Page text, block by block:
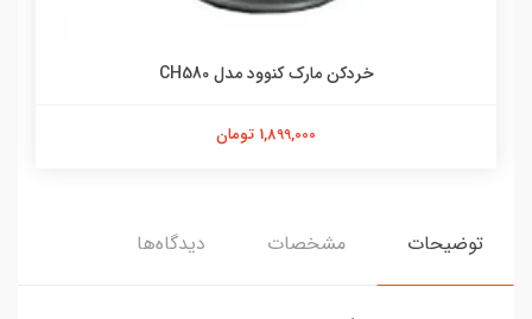
خردکن مارک کنوود مدل CH580
1,899,000 تومان
توضیحات مشخصات دیدگاه‌ها